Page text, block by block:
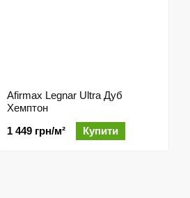
Afirmax Legnar Ultra Дуб
Хемптон
1 449 грн/м²
Купити